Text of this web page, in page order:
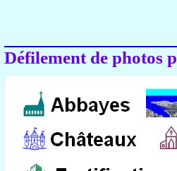
Défilement de photos